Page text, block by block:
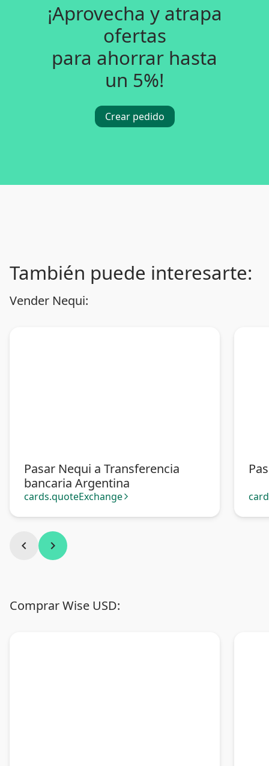
¡Aprovecha y atrapa
ofertas
para ahorrar hasta
un 5%!
Crear pedido
También puede interesarte:
Vender Nequi:
Pasar Nequi a Transferencia
bancaria Argentina
cards.quoteExchange arrow_forward_ios
chevron_left chevron_right
Comprar Wise USD: